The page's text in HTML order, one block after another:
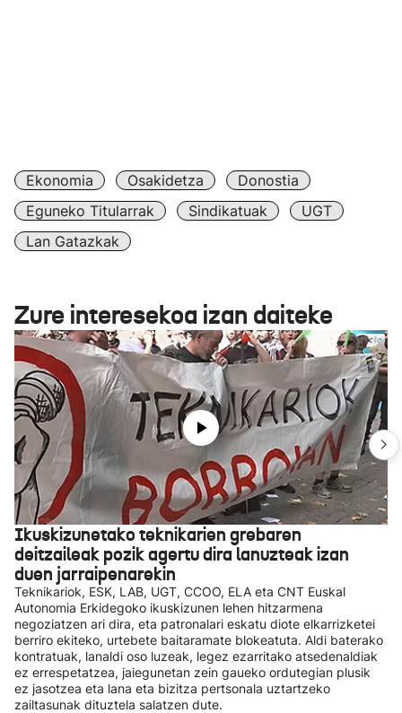
Ekonomia Osakidetza
Donostia
Eguneko Titularrak
Sindikatuak
UGT
Lan Gatazkak
Zure interesekoa izan daiteke
Ikuskizunetako teknikarien grebaren
deitzaileak pozik agertu dira lanuzteak izan
duen jarraipenarekin
Teknikariok, ESK, LAB, UGT, CCOO, ELA eta CNT Euskal
Autonomia Erkidegoko ikuskizunen lehen hitzarmena
negoziatzen ari dira, eta patronalari eskatu diote elkarrizketei
berriro ekiteko, urtebete baitaramate blokeatuta. Aldi baterako
kontratuak, lanaldi oso luzeak, legez ezarritako atsedenaldiak
ez errespetatzea, jaiegunetan zein gaueko ordutegian plusik
ez jasotzea eta lana eta bizitza pertsonala uztartzeko
zailtasunak dituztela salatzen dute.